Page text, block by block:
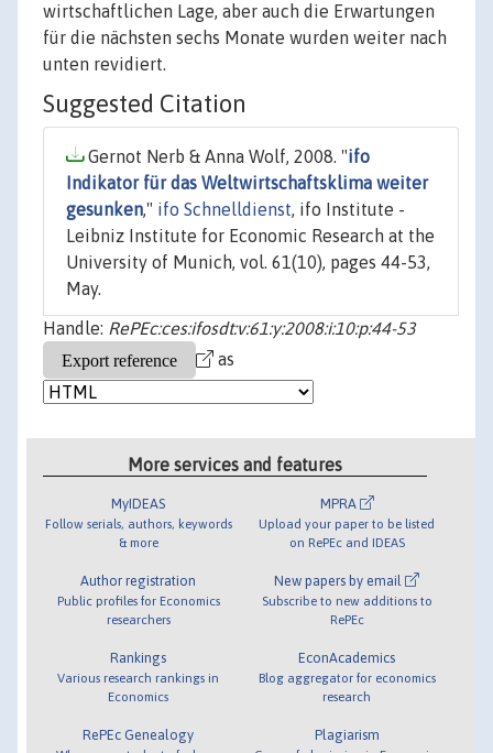
wirtschaftlichen Lage, aber auch die Erwartungen
für die nächsten sechs Monate wurden weiter nach
unten revidiert.
Suggested Citation
Gernot Nerb & Anna Wolf, 2008. "ifo
Indikator für das Weltwirtschaftsklima weiter
gesunken," ifo Schnelldienst, ifo Institute -
Leibniz Institute for Economic Research at the
University of Munich, vol. 61(10), pages 44-53,
May.
Handle: RePEc:ces:ifosdt:v:61:y:2008:i:10:p:44-53
as
More services and features
MyIDEAS
Follow serials, authors, keywords
& more
Author registration
Public profiles for Economics
researchers
Rankings
Various research rankings in
Economics
RePEc Genealogy
MPRA
Upload your paper to be listed
on RePEc and IDEAS
New papers by email
Subscribe to new additions to
RePEc
EconAcademics
Blog aggregator for economics
research
Plagiarism